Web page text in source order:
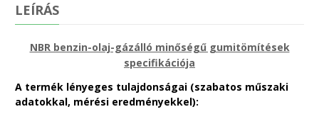
LEÍRÁS
NBR benzin-olaj-gázálló minőségű gumitömítések
specifikációja
A termék lényeges tulajdonságai (szabatos műszaki
adatokkal, mérési eredményekkel):